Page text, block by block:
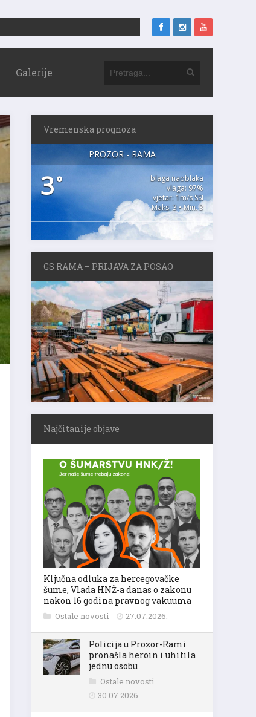
Galerije
Vremenska prognoza
PROZOR - RAMA
3°
blaga naoblaka
vlaga: 97%
vjetar: 1m/s SSI
Maks. 3 • Min. 3
GS RAMA – PRIJAVA ZA POSAO
Najčitanije objave
Ključna odluka za hercegovačke
šume, Vlada HNŽ-a danas o zakonu
nakon 16 godina pravnog vakuuma
Ostale novosti 27.07.2026.
Policija u Prozor-Rami
pronašla heroin i uhitila
jednu osobu
Ostale novosti
30.07.2026.